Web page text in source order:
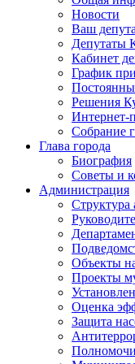
Новости
Ваш
Депутаты
Кабинет
График
Решения
Интернет-
Собрание
Глава города
Биография
Советы и
Администрация
Структура
Объекты
Проекты
Оценка
Защита